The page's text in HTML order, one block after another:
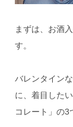
まずは、お酒
す。
バレンタイン
に、着目した
コレート」の3